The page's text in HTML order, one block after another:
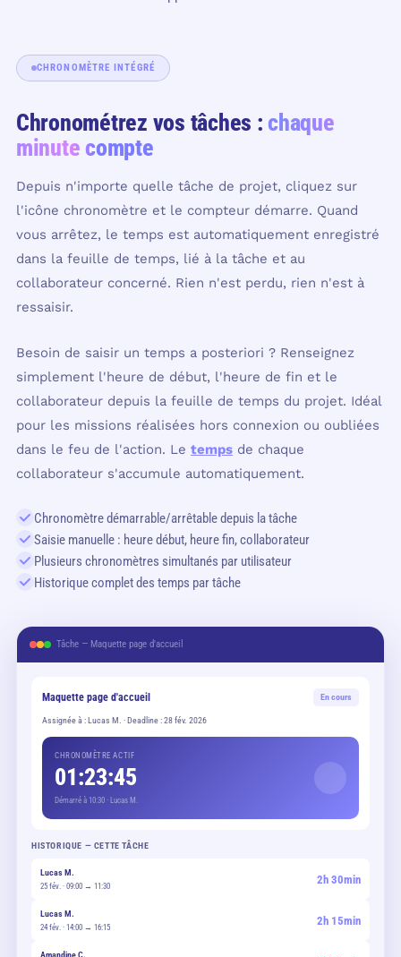
CHRONOMÈTRE INTÉGRÉ
Chronométrez vos tâches : chaque
minute compte
Depuis n'importe quelle tâche de projet, cliquez sur
l'icône chronomètre et le compteur démarre. Quand
vous arrêtez, le temps est automatiquement enregistré
dans la feuille de temps, lié à la tâche et au
collaborateur concerné. Rien n'est perdu, rien n'est à
ressaisir.
Besoin de saisir un temps a posteriori ? Renseignez
simplement l'heure de début, l'heure de fin et le
collaborateur depuis la feuille de temps du projet. Idéal
pour les missions réalisées hors connexion ou oubliées
dans le feu de l'action. Le temps de chaque
collaborateur s'accumule automatiquement.
Chronomètre démarrable/arrêtable depuis la tâche
Saisie manuelle : heure début, heure fin, collaborateur
Plusieurs chronomètres simultanés par utilisateur
Historique complet des temps par tâche
Tâche — Maquette page d'accueil
Maquette page d'accueil En cours
Assignée à : Lucas M. · Deadline : 28 fév. 2026
CHRONOMÈTRE ACTIF
01:23:45
Démarré à 10:30 · Lucas M.
HISTORIQUE — CETTE TÂCHE
Lucas M.
25 fév. · 09:00 → 11:30
2h 30min
Lucas M.
24 fév. · 14:00 → 16:15
2h 15min
Amandine C.